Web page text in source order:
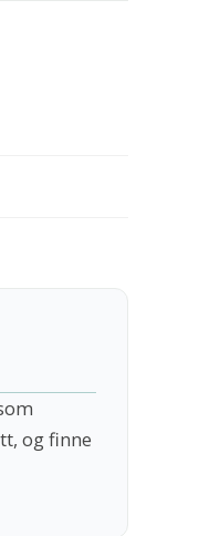
og finne